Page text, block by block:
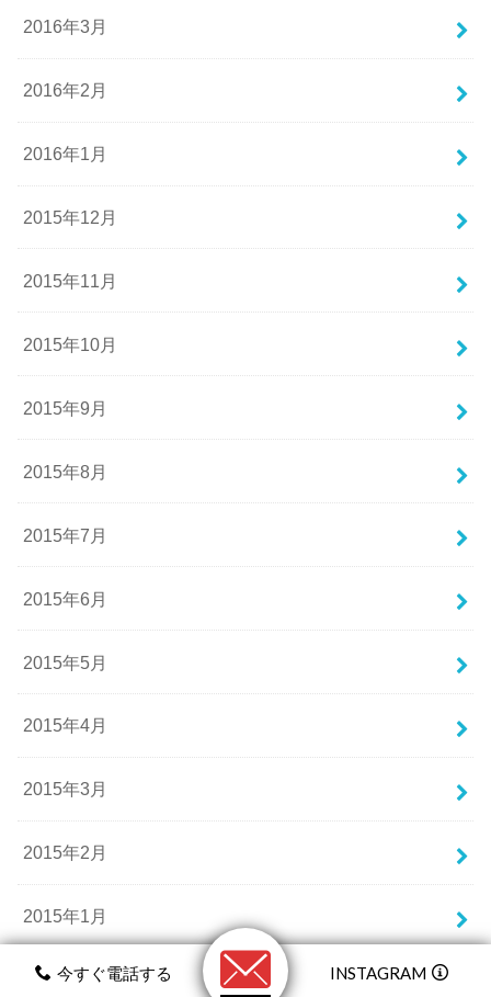
今すぐ電話する INSTAGRAM
2016年3月
2016年2月
2016年1月
2015年12月
2015年11月
2015年10月
2015年9月
2015年8月
2015年7月
2015年6月
2015年5月
2015年4月
2015年3月
2015年2月
2015年1月
2014年12月